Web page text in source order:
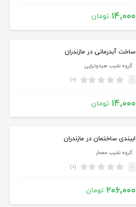
۱۴,۰۰۰ تومان
ساخت آبدرمانی در مازندران
گروه نقیب هیدوتراپی
- (۰)
۱۴,۰۰۰ تومان
اببندی ساختمان در مازندران
گروه نقیب معمار
- (۰)
۲۰۶,۰۰۰ تومان